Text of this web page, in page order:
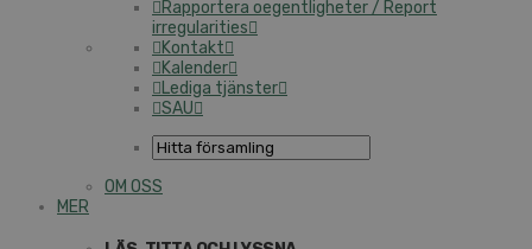
Rapportera oegentligheter / Report
irregularities
Kontakt
Kalender
Lediga tjänster
SAU
OM OSS
MER